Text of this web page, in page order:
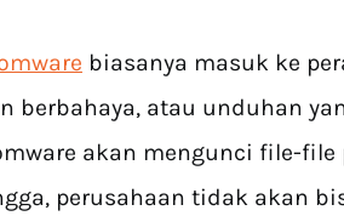
biasanya masuk ke
berbahaya, atau unduhan
akan mengunci file-
perusahaan tidak akan